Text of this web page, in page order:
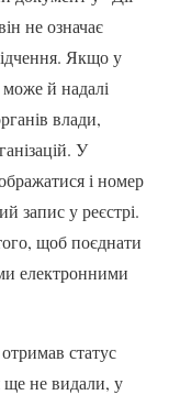
не означає
Якщо у
й надалі
влади,
У
і номер
запис у реєстрі.
щоб поєднати
електронними
статус
не видали, у